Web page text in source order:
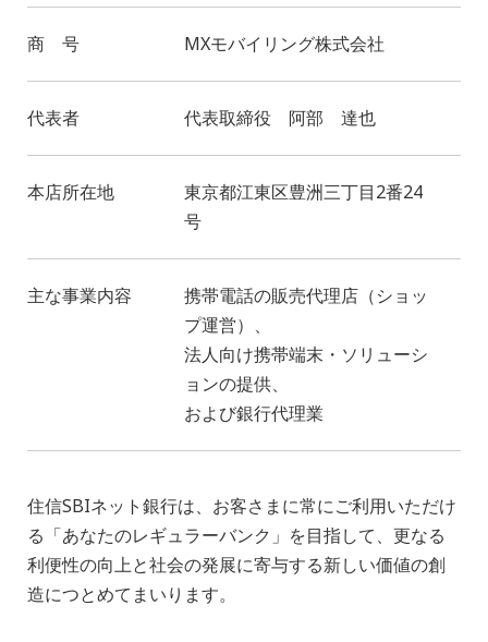
商 号 MXモバイリング株式会社
代表者 代表取締役 阿部 達也
本店所在地
東京都江東区豊洲三丁目2番24
号
主な事業内容
携帯電話の販売代理店（ショッ
プ運営）、
法人向け携帯端末・ソリューシ
ョンの提供、
および銀行代理業
住信SBIネット銀行は、お客さまに常にご利用いただけ
る「あなたのレギュラーバンク」を目指して、更なる
利便性の向上と社会の発展に寄与する新しい価値の創
造につとめてまいります。